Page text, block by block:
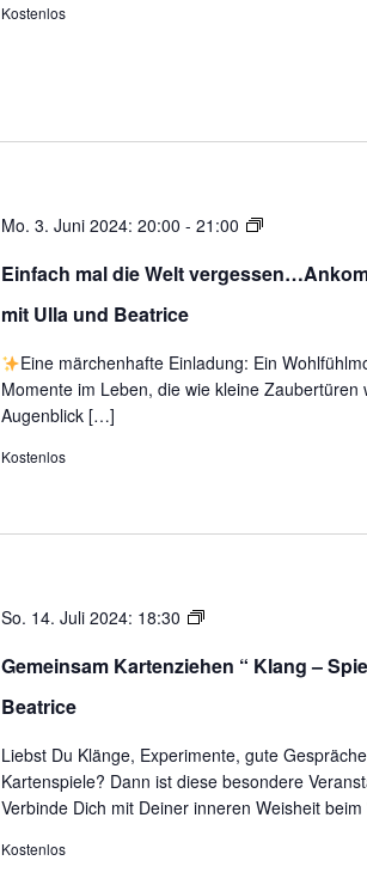
Kostenlos
Einfach mal die Welt
mit Ulla und Beatrice
Mo. 3. Juni 2024: 20:00 - 21:00
Märchen
mit
mit
Ulla
Eine märchenhafte Einladung: Ein
Momente im Leben, die wie kleine
Augenblick […]
Kostenlos
Gemeinsam Kartenziehen “ Klang –
Beatrice
So. 14. Juli 2024: 18:30
Klang-
Austausch-
Liebst Du Klänge, Experimente, gute
Kartenspiele? Dann ist diese besondere
Verbinde Dich mit Deiner inneren Weisheit
Kostenlos